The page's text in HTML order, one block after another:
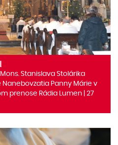
Stanislava Stolárika
Panny Márie v
prenose Rádia Lumen | 27